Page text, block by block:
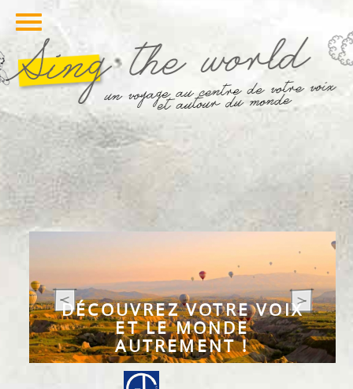
DÉCOUVREZ VOTRE VOIX
ET LE MONDE
AUTREMENT !